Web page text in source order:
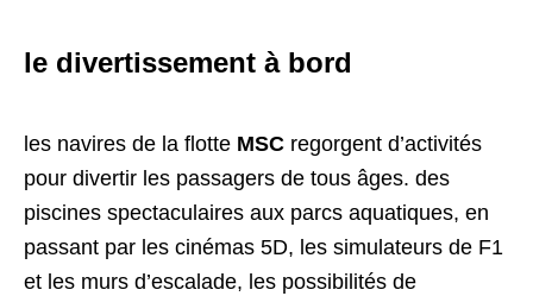
le divertissement à bord
les navires de la flotte MSC regorgent d’activités
pour divertir les passagers de tous âges. des
piscines spectaculaires aux parcs aquatiques, en
passant par les cinémas 5D, les simulateurs de F1
et les murs d’escalade, les possibilités de